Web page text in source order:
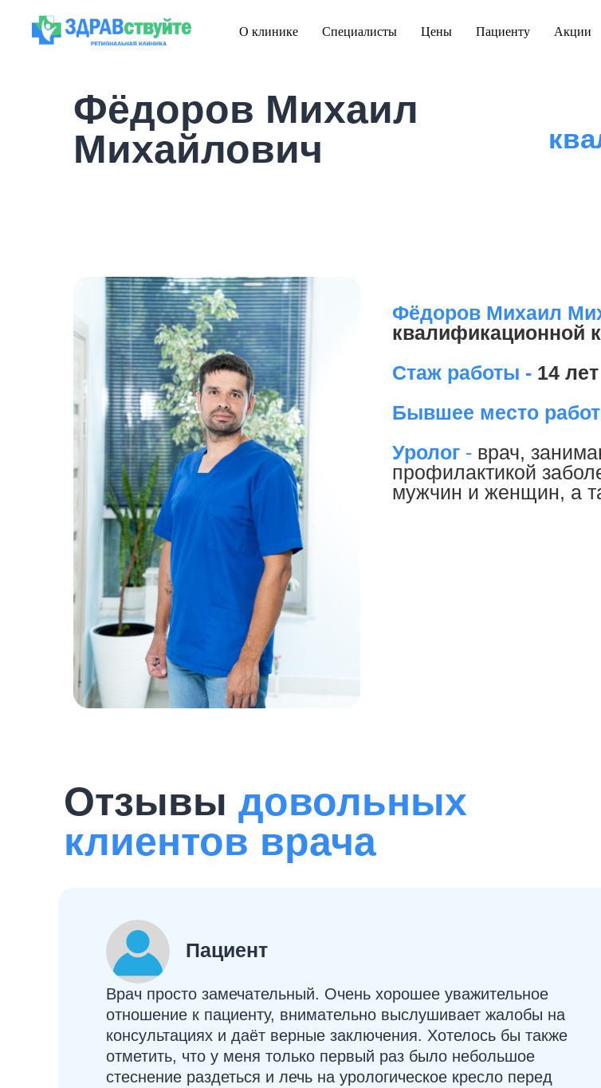
О клинике Специалисты Цены Пациенту Акции
Фёдоров Михаил
Михайлович
Фёдоров Михаил
квалификационной
Стаж работы - 14 лет
Бывшее место
Уролог - врач,
профилактикой
мужчин и женщин, а
Отзывы довольных
клиентов врача
Пациент
Врач просто замечательный. Очень хорошее уважительное
отношение к пациенту, внимательно выслушивает жалобы на
консультациях и даёт верные заключения. Хотелось бы также
отметить, что у меня только первый раз было небольшое
стеснение раздеться и лечь на урологическое кресло перед